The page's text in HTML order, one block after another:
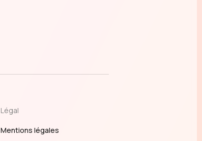
Légal
Mentions légales